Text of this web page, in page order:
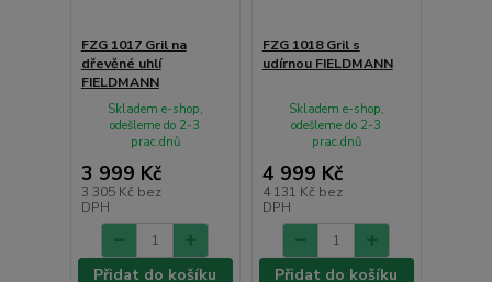
FZG 1017 Gril na
dřevěné uhlí
FIELDMANN
3 999 Kč
3 305 Kč bez
DPH
Skladem e-shop,
odešleme do 2-3
prac.dnů
Přidat do košíku
FZG 1018 Gril s
udírnou FIELDMANN
4 999 Kč
4 131 Kč bez
DPH
Skladem e-shop,
odešleme do 2-3
prac.dnů
Přidat do košíku